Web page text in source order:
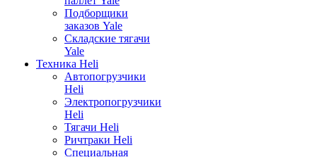
Подборщики
заказов Yale
Складские тягачи
Yale
Техника Heli
Автопогрузчики
Heli
Электропогрузчики
Heli
Тягачи Heli
Ричтраки Heli
Специальная